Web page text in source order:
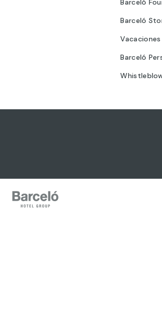
Barceló
Barceló
Barceló